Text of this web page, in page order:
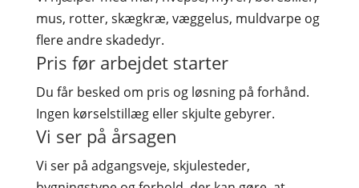
mus, rotter, skægkræ, væggelus, muldvarpe og
flere andre skadedyr.
Pris før arbejdet starter
Du får besked om pris og løsning på forhånd.
Ingen kørselstillæg eller skjulte gebyrer.
Vi ser på årsagen
Vi ser på adgangsveje, skjulesteder,